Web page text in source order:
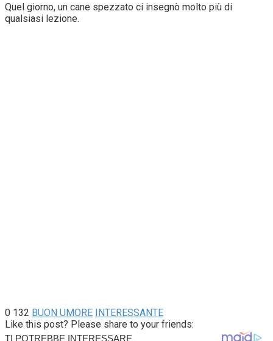
Quel giorno, un cane spezzato ci insegnò molto più di
qualsiasi lezione.
0 132 BUON UMORE INTERESSANTE
Like this post? Please share to your friends: